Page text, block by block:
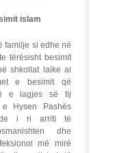
islam
familje si edhe në
tërësisht besimit
shkollat laike ai
e besimit që
e lagjes së tij
Hysen Pashës
i ri arriti të
dhe
më mirë